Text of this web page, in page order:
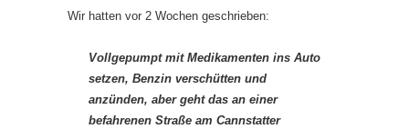
Wir hatten vor 2 Wochen geschrieben:
Vollgepumpt mit Medikamenten ins Auto
setzen, Benzin verschütten und
anzünden, aber geht das an einer
befahrenen Straße am Cannstatter